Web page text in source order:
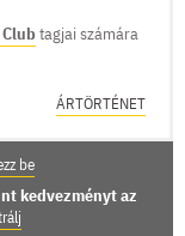
Clubtagjai számára
ÁRTÖRTÉNET
be
kedvezményt az